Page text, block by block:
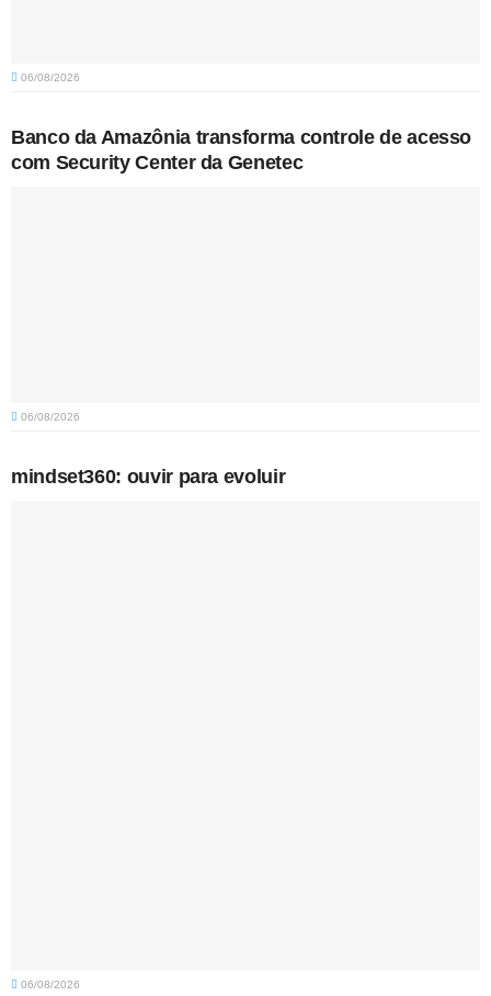
06/08/2026
Banco da Amazônia transforma controle de acesso
com Security Center da Genetec
06/08/2026
mindset360: ouvir para evoluir
06/08/2026